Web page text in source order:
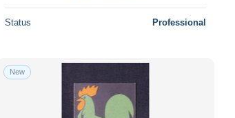
Status Professional
New